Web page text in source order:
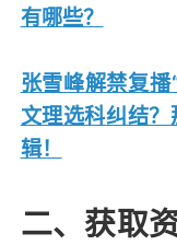
有哪些？
张雪峰解禁复播
文理选科纠结
辑！
二、获取